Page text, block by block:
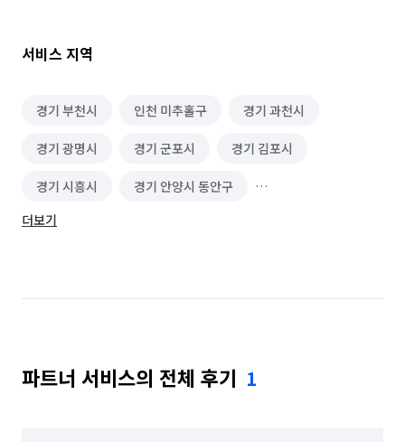
서비스 지역
경기 부천시 인천 미추홀구 경기 과천시
경기 광명시 경기 군포시 경기 김포시
경기 시흥시 경기 안양시 동안구
경기 안양시 만안구
서울 마포구 서울 서대문구 서울 양천구
인천 강화군 인천 계양구 인천 남동구
더보기
파트너 서비스의 전체 후기 1